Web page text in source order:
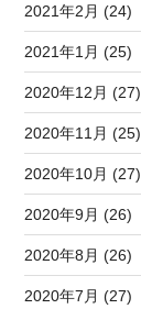
2021年2月 (24)
2021年1月 (25)
2020年12月 (27)
2020年11月 (25)
2020年10月 (27)
2020年9月 (26)
2020年8月 (26)
2020年7月 (27)